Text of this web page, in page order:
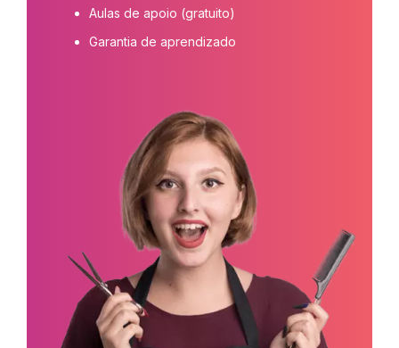
Aulas de apoio (gratuito)
Garantia de aprendizado